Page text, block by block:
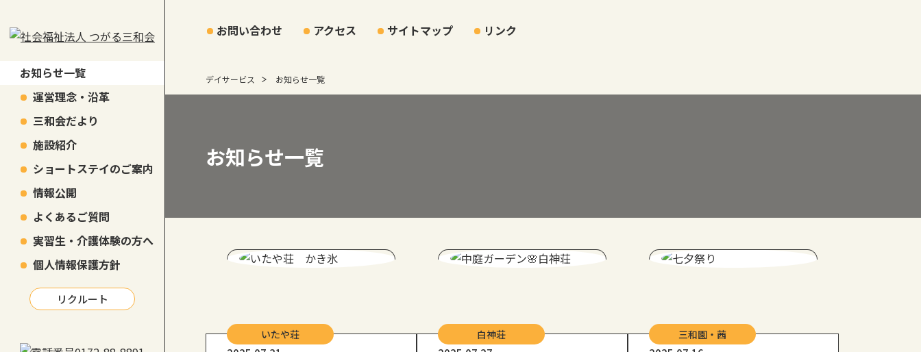
お知らせ一覧
運営理念・沿革
三和会だより
施設紹介
ショートステイのご案内
情報公開
よくあるご質問
実習生・介護体験の方へ
個人情報保護方針
リクルート
お問い合わせ アクセス サイトマップ リンク
デイサービス お知らせ一覧
お知らせ一覧
いたや荘 白神荘 三和園・茜